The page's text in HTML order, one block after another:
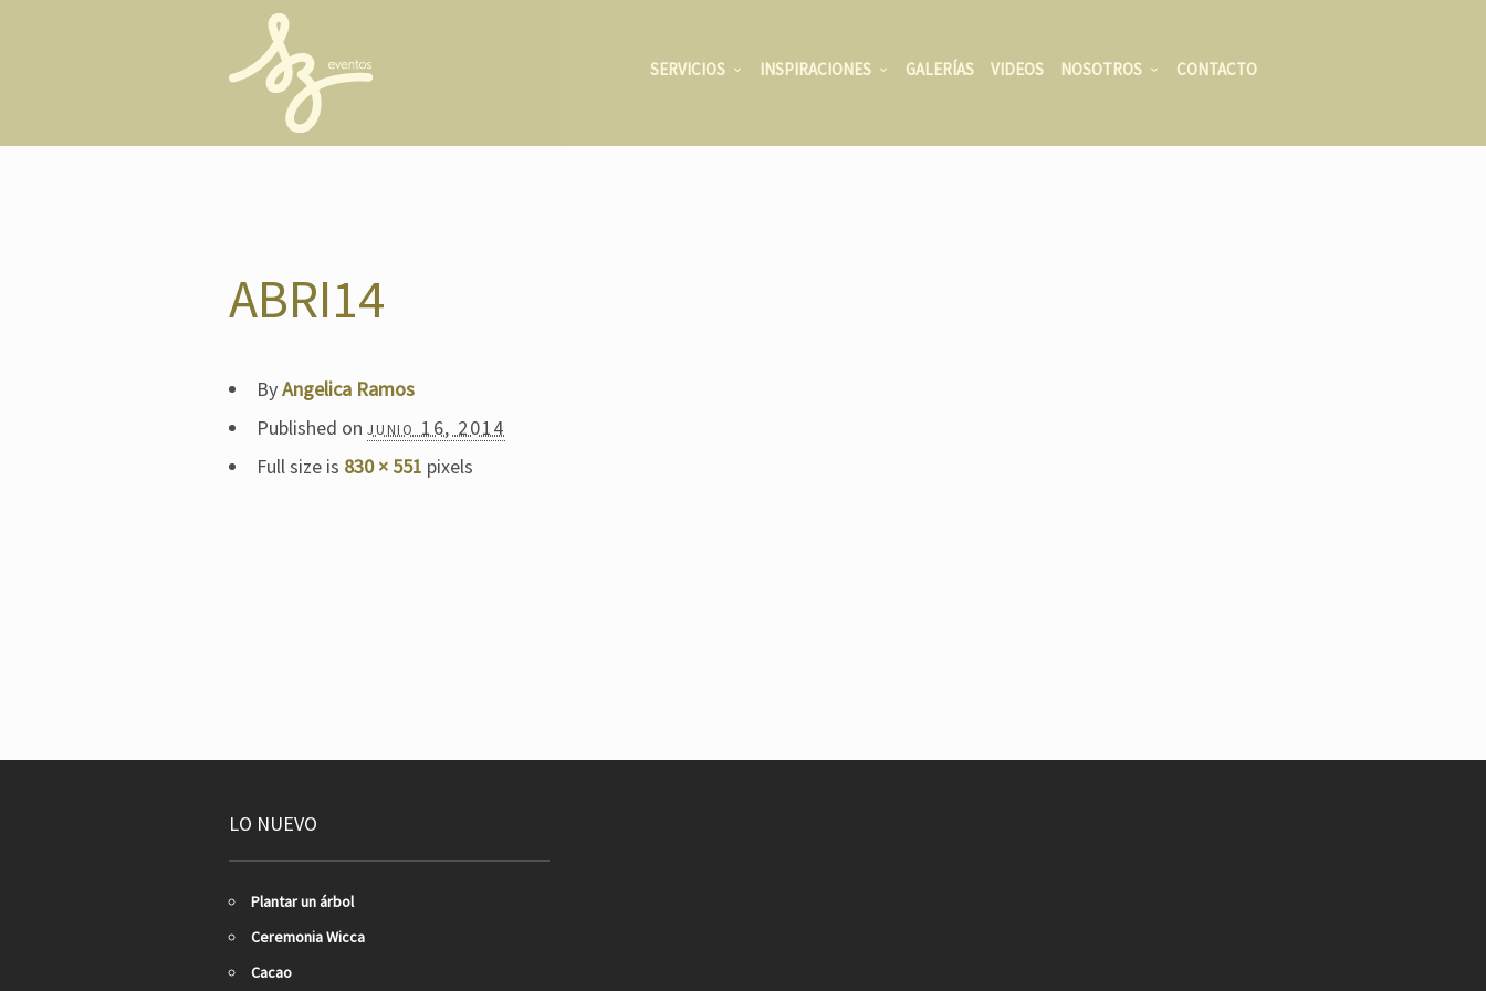
SERVICIOS INSPIRACIONES GALERÍAS VIDEOS NOSOTROS CONTACTO
ABRI14
ByAngelica Ramos
Published on junio 16, 2014
Full size is 830 × 551 pixels
LO NUEVO
Plantar un árbol
Ceremonia Wicca
Cacao